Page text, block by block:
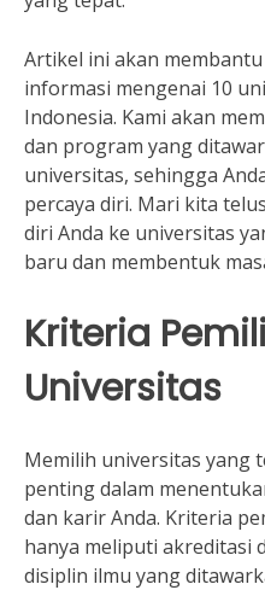
Artikel ini akan
informasi mengenai 10
Indonesia. Kami akan
dan program yang
universitas, sehingga
percaya diri. Mari kita
diri Anda ke universitas
baru dan membentuk
Kriteria
Universitas
Memilih universitas yang
penting dalam
dan karir Anda. Kriteria
hanya meliputi akreditasi
disiplin ilmu yang